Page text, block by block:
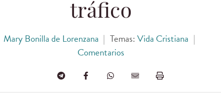
tráfico
Mary Bonilla de Lorenzana | Temas:Vida Cristiana |
Comentarios